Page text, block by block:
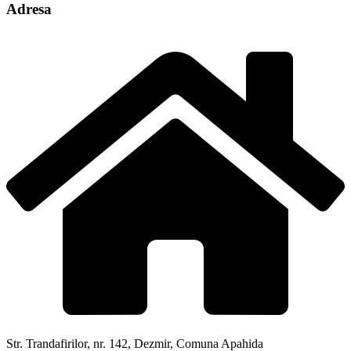
Adresa
Str. Trandafirilor, nr. 142, Dezmir, Comuna Apahida